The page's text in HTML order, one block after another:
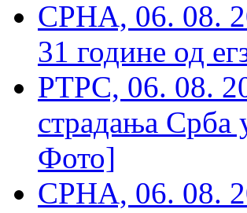
СРНА, 06. 08.
31 године од
РТРС, 06. 08.
страдања Срба
Фото]
СРНА, 06. 08.